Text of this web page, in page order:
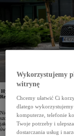
Hybrydowa Toyota Corolla Cross
Reports za najbardziej
za
Niezależna organizacja
szczególnie istotnych z punktu
jakość samochodów.
świecie są często wyznacznikiem
Wykorzystujemy
witrynę
Chcemy ułatwić Ci
dlatego
komputerze, telefonie
Twoje potrzeby i
dostarczania usług i